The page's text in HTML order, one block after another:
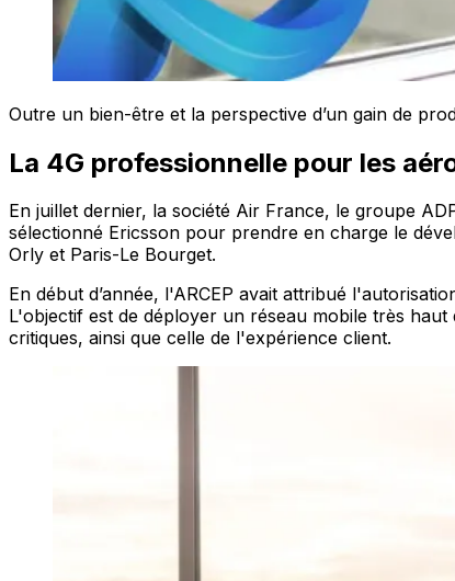
Outre un bien-être et la perspective d’un gain de
La 4G professionnelle pour les
En juillet dernier, la société Air France, le groupe
sélectionné Ericsson pour prendre en charge le
Orly et Paris-Le Bourget.
En début d’année, l'ARCEP avait attribué
L'objectif est de déployer un réseau mobile très
critiques, ainsi que celle de l'expérience client.